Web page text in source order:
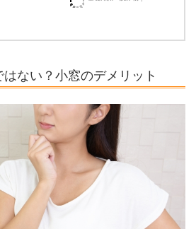
はない？小窓のデメリット